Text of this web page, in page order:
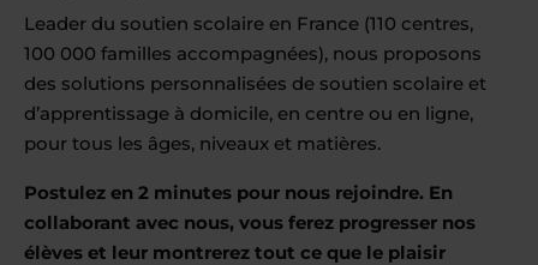
Leader du soutien scolaire en France (110 centres,
100 000 familles accompagnées), nous proposons
des solutions personnalisées de soutien scolaire et
d’apprentissage à domicile, en centre ou en ligne,
pour tous les âges, niveaux et matières.
Postulez en 2 minutes pour nous rejoindre. En
collaborant avec nous, vous ferez progresser nos
élèves et leur montrerez tout ce que le plaisir